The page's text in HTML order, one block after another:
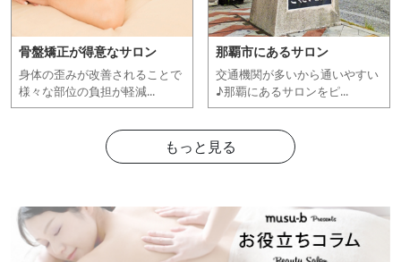
骨盤矯正が得意なサロン
身体の歪みが改善されることで
様々な部位の負担が軽減...
那覇市にあるサロン
交通機関が多いから通いやすい
♪那覇にあるサロンをピ...
もっと見る